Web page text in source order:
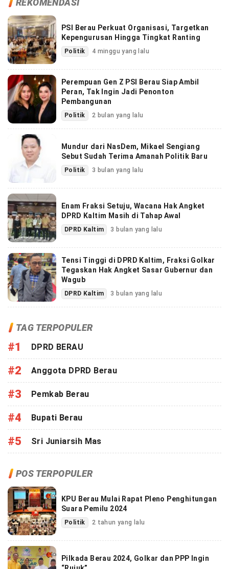
REKOMENDASI
PSI Berau Perkuat Organisasi, Targetkan
Kepengurusan Hingga Tingkat Ranting
Politik 4 minggu yang lalu
Perempuan Gen Z PSI Berau Siap Ambil
Peran, Tak Ingin Jadi Penonton
Pembangunan
Politik 2 bulan yang lalu
Mundur dari NasDem, Mikael Sengiang
Sebut Sudah Terima Amanah Politik Baru
Politik 3 bulan yang lalu
Enam Fraksi Setuju, Wacana Hak Angket
DPRD Kaltim Masih di Tahap Awal
DPRD Kaltim 3 bulan yang lalu
Tensi Tinggi di DPRD Kaltim, Fraksi Golkar
Tegaskan Hak Angket Sasar Gubernur dan
Wagub
DPRD Kaltim 3 bulan yang lalu
TAG TERPOPULER
#1 DPRD BERAU
#2 Anggota DPRD Berau
#3 Pemkab Berau
#4 Bupati Berau
#5 Sri Juniarsih Mas
POS TERPOPULER
KPU Berau Mulai Rapat Pleno Penghitungan
Suara Pemilu 2024
Politik 2 tahun yang lalu
Pilkada Berau 2024, Golkar dan PPP Ingin